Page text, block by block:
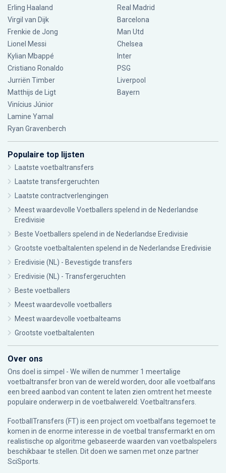
Erling Haaland
Virgil van Dijk
Frenkie de Jong
Lionel Messi
Kylian Mbappé
Cristiano Ronaldo
Jurriën Timber
Matthijs de Ligt
Vinícius Júnior
Lamine Yamal
Ryan Gravenberch
Real Madrid
Barcelona
Man Utd
Chelsea
Inter
PSG
Liverpool
Bayern
Populaire top lijsten
Laatste voetbaltransfers
Laatste transfergeruchten
Laatste contractverlengingen
Meest waardevolle Voetballers spelend in de Nederlandse
Eredivisie
Beste Voetballers spelend in de Nederlandse Eredivisie
Grootste voetbaltalenten spelend in de Nederlandse Eredivisie
Eredivisie (NL) - Bevestigde transfers
Eredivisie (NL) - Transfergeruchten
Beste voetballers
Meest waardevolle voetballers
Meest waardevolle voetbalteams
Grootste voetbaltalenten
Over ons
Ons doel is simpel - We willen de nummer 1 meertalige
voetbaltransfer bron van de wereld worden, door alle voetbalfans
een breed aanbod van content te laten zien omtrent het meeste
populaire onderwerp in de voetbalwereld: Voetbaltransfers.
FootballTransfers (FT) is een project om voetbalfans tegemoet te
komen in de enorme interesse in de voetbal transfermarkt en om
realistische op algoritme gebaseerde waarden van voetbalspelers
beschikbaar te stellen. Dit doen we samen met onze partner
SciSports